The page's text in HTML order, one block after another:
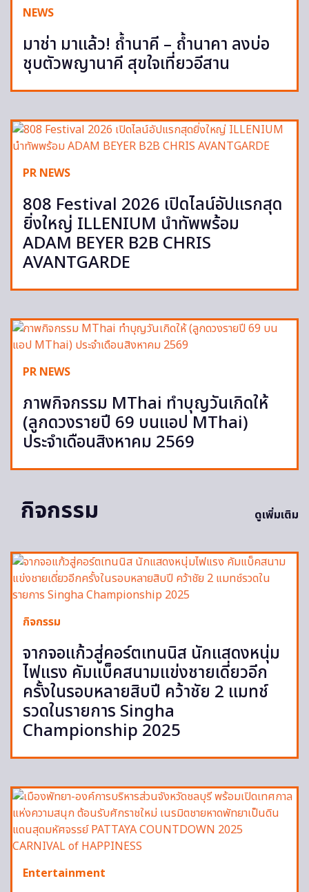
NEWS
มาช่า มาแล้ว! ถ้ำนาคี – ถ้ำนาคา ลงบ่อ
ชุบตัวพญานาคี สุขใจเที่ยวอีสาน
PR NEWS
808 Festival 2026 เปิดไลน์อัปแรกสุด
ยิ่งใหญ่ ILLENIUM นำทัพพร้อม
ADAM BEYER B2B CHRIS
AVANTGARDE
PR NEWS
ภาพกิจกรรม MThai ทำบุญวันเกิดให้
(ลูกดวงรายปี 69 บนแอป MThai)
ประจำเดือนสิงหาคม 2569
กิจกรรม ดูเพิ่มเติม
กิจกรรม
จากจอแก้วสู่คอร์ตเทนนิส นักแสดงหนุ่ม
ไฟแรง คัมแบ็คสนามแข่งชายเดี่ยวอีก
ครั้งในรอบหลายสิบปี คว้าชัย 2 แมทช์
รวดในรายการ Singha
Championship 2025
Entertainment